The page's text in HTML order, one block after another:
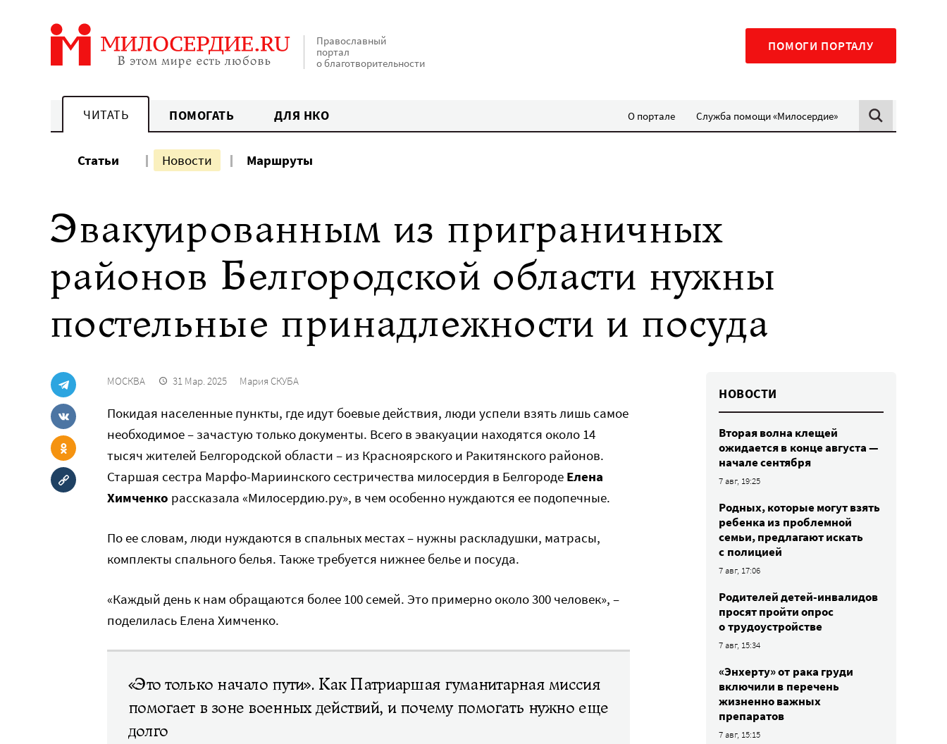
Православный
портал
о благотворительности
ПОМОГИ ПОРТАЛУ
ЧИТАТЬ ПОМОГАТЬ ДЛЯ НКО О портале Служба помощи «Милосердие»
Статьи Новости Маршруты
Эвакуированным из приграничных
районов Белгородской области нужны
постельные принадлежности и посуда
МОСКВА 31 Мар. 2025 Мария СКУБА
Покидая населенные пункты, где идут боевые действия, люди успели взять лишь самое
необходимое – зачастую только документы. Всего в эвакуации находятся около 14
тысяч жителей Белгородской области – из Красноярского и Ракитянского районов.
Старшая сестра Марфо-Мариинского сестричества милосердия в Белгороде Елена
Химченко рассказала «Милосердию.ру», в чем особенно нуждаются ее подопечные.
По ее словам, люди нуждаются в спальных местах – нужны раскладушки, матрасы,
комплекты спального белья. Также требуется нижнее белье и посуда.
«Каждый день к нам обращаются более 100 семей. Это примерно около 300 человек», –
поделилась Елена Химченко.
«Это только начало пути». Как Патриаршая гуманитарная миссия
помогает в зоне военных действий, и почему помогать нужно еще
долго
НОВОСТИ
Вторая волна клещей
ожидается в конце августа —
начале сентября
7 авг, 19:25
Родных, которые могут взять
ребенка из проблемной
семьи, предлагают искать
с полицией
7 авг, 17:06
Родителей детей-инвалидов
просят пройти опрос
о трудоустройстве
7 авг, 15:34
«Энхерту» от рака груди
включили в перечень
жизненно важных
препаратов
7 авг, 15:15